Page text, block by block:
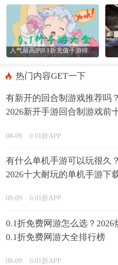
人气最高的0.1折充值手游排行榜
热门内容GET一下
有新开的回合制游戏推荐吗？
2026新开手游回合制游戏前
08-09 0.01折APP
有什么单机手游可以玩很久？
2026十大耐玩的单机手游下
08-09 0.01折APP
0.1折免费网游怎么选？2026
0.1折免费网游大全排行榜
08-09 0.01折APP